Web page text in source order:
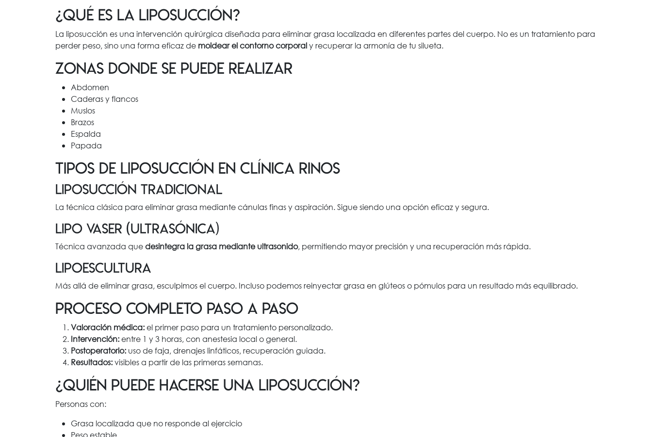
¿Qué es la liposucción?
La liposucción es una intervención quirúrgica diseñada para eliminar grasa localizada en diferentes partes del cuerpo. No es un tratamiento para
perder peso, sino una forma eficaz de moldear el contorno corporaly recuperar la armonía de tu silueta.
Zonas donde se puede realizar
Abdomen
Caderas y flancos
Muslos
Brazos
Espalda
Papada
Tipos de liposucción en Clínica Rinos
Liposucción tradicional
La técnica clásica para eliminar grasa mediante cánulas finas y aspiración. Sigue siendo una opción eficaz y segura.
Lipo Vaser (ultrasónica)
Técnica avanzada quedesintegra la grasa mediante ultrasonido, permitiendo mayor precisión y una recuperación más rápida.
Lipoescultura
Más allá de eliminar grasa, esculpimos el cuerpo. Incluso podemos reinyectar grasa en glúteos o pómulos para un resultado más equilibrado.
Proceso completo paso a paso
Valoración médica:el primer paso para un tratamiento personalizado.
Intervención:entre 1 y 3 horas, con anestesia local o general.
Postoperatorio: uso de faja, drenajes linfáticos, recuperación guiada.
Resultados:visibles a partir de las primeras semanas.
¿Quién puede hacerse una liposucción?
Personas con:
Grasa localizada que no responde al ejercicio
Peso estable